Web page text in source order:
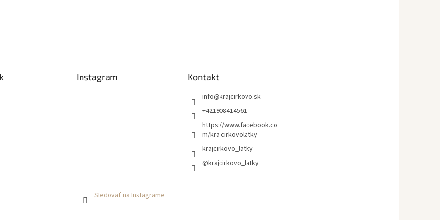
Instagram
Sledovať na Instagrame
Kontakt
info@krajcirkovo.sk
+421908414561
https://www.facebook.co
m/krajcirkovolatky
krajcirkovo_latky
@krajcirkovo_latky